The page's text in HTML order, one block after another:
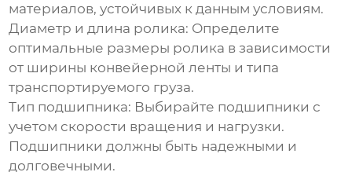
материалов, устойчивых к данным условиям.
Диаметр и длина ролика: Определите
оптимальные размеры ролика в зависимости
от ширины конвейерной ленты и типа
транспортируемого груза.
Тип подшипника: Выбирайте подшипники с
учетом скорости вращения и нагрузки.
Подшипники должны быть надежными и
долговечными.